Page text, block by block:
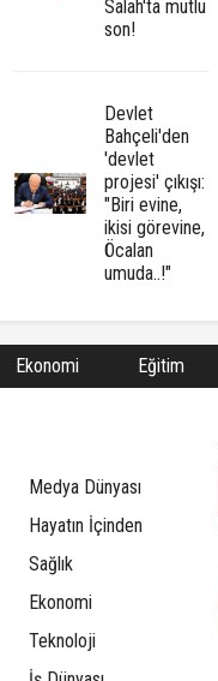
Salah'ta mutlu
son!
Devlet
Bahçeli'den
'devlet
projesi' çıkışı:
"Biri evine,
ikisi görevine,
Öcalan
umuda..!"
Ekonomi Eğitim
Medya Dünyası
Hayatın İçinden
Sağlık
Ekonomi
Teknoloji